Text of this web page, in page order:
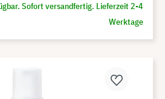
Sofort versandfertig. Lieferzeit 2-4
Werktage